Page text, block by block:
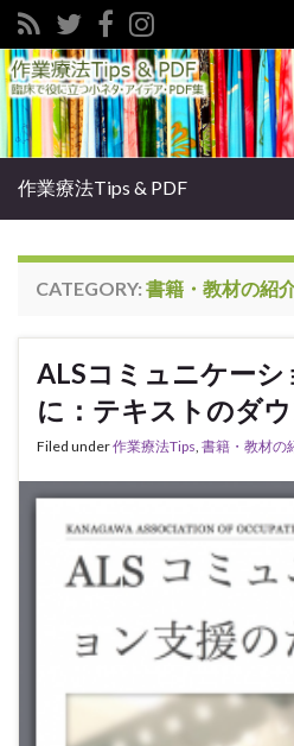
Search for:
作業療法Tips & PDF
CATEGORY: 書籍・教材の紹
ALSコミュニケー
に：テキストのダ
Filed under作業療法Tips, 書籍・教材の